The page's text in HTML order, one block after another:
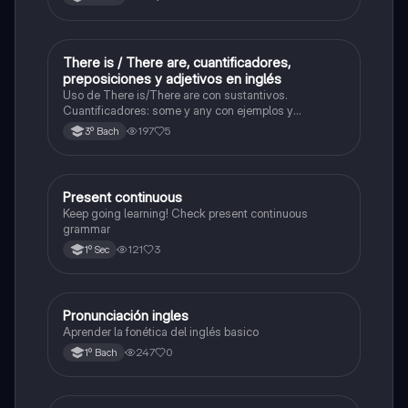
Inglés
There is / There are, cuantificadores,
preposiciones y adjetivos en inglés
Uso de There is/There are con sustantivos.
Cuantificadores: some y any con ejemplos y
particularidades. Adjetivos: posición en la oración y
ejemplos reales. Preposiciones de tiempo y lugar (in,
3º Bach 197 5
Inglés
Present continuous
Keep going learning! Check present continuous
grammar
1º Sec 121 3
Inglés
Pronunciación ingles
Aprender la fonética del inglés basico
1º Bach 247 0